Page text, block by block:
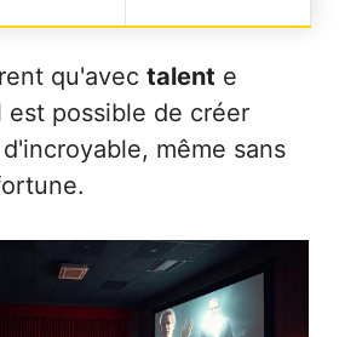
qu'avec talent e
est possible de créer
même sans